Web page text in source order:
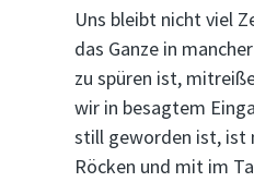
Uns bleibt nicht viel
das Ganze in
zu spüren ist,
wir in besagtem
still geworden ist, ist
Röcken und mit im